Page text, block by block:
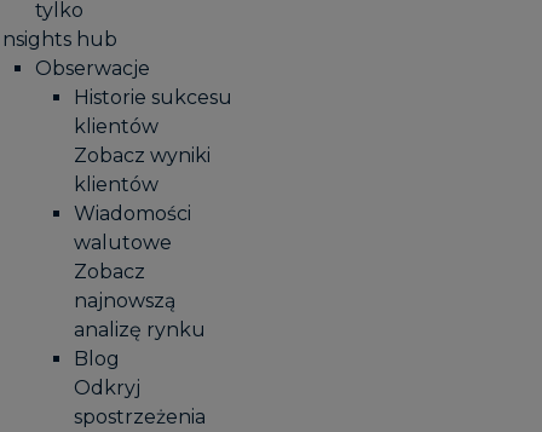
tylko
hub
Obserwacje
Historie sukcesu
klientów
Zobacz wyniki
klientów
Wiadomości
walutowe
Zobacz
najnowszą
analizę rynku
Blog
Odkryj
spostrzeżenia